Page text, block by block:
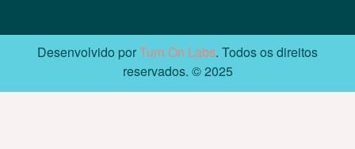
Desenvolvido porTurn On Labs. Todos os direitos
reservados. © 2025